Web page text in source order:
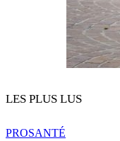
LES PLUS LUS
PROSANTÉ